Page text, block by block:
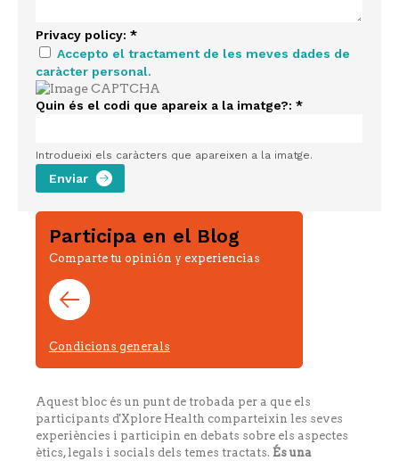
Privacy policy: *
Accepto el tractament de les meves dades de
caràcter personal.
Quin és el codi que apareix a la imatge?: *
Introdueixi els caràcters que apareixen a la imatge.
Participa en el Blog
Comparte tu opinión y experiencias
Condicions generals
Aquest bloc és un punt de trobada per a que els
participants d'Xplore Health comparteixin les seves
experiències i participin en debats sobre els aspectes
ètics, legals i socials dels temes tractats. És una